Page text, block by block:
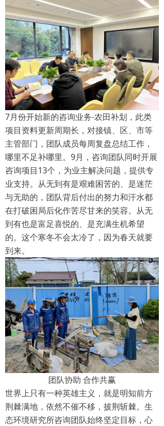
7月份开始新的咨询业务-农田补划，此类
项目资料更新周期长，对接镇、区、市等
主管部门，团队成员每周复盘总结工作，
哪里不足补哪里。9月，咨询团队同时开展
咨询项目13个，为业主解决问题，提供专
业支持。从无到有是艰难困苦的、是迷茫
与无助的，团队背后付出的努力和汗水都
在打破困局后化作苦尽甘来的笑容。从无
到有也是富足喜悦的、是充满生机希望
的。这个寒冬不会太冷了，因为春天就要
到来。
团队协助 合作共赢
世界上只有一种英雄主义，就是明知前方
荆棘满地，依然不催不移，披荆斩棘。生
态环境研究所咨询团队始终坚定目标，心